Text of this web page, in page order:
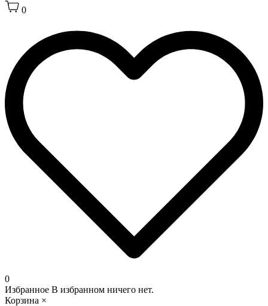
0
0
Избранное В избранном ничего нет.
Корзина ×